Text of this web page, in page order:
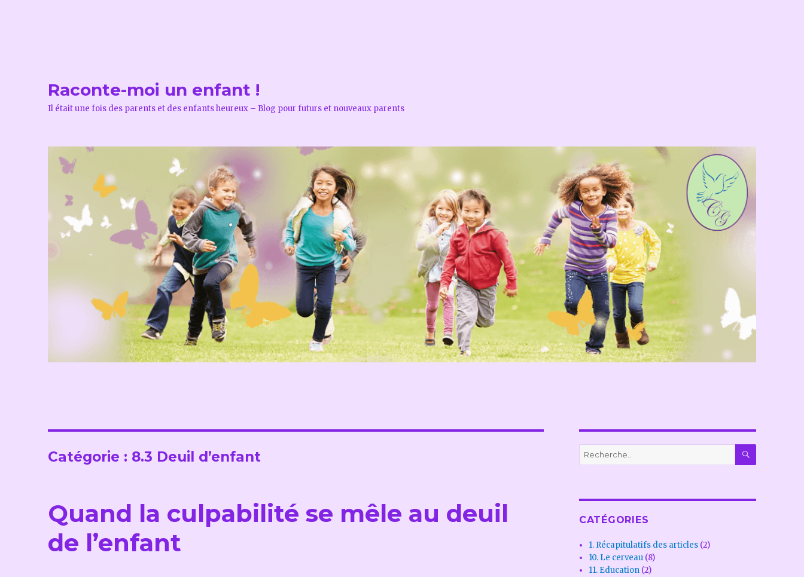
Raconte-moi un enfant !
Il était une fois des parents et des enfants heureux – Blog pour futurs et nouveaux parents
Catégorie : 8.3 Deuil d’enfant
Quand la culpabilité se mêle au deuil
de l’enfant
Recherche
pour :
CATÉGORIES
1. Récapitulatifs des articles (2)
10. Le cerveau (8)
11. Education (2)